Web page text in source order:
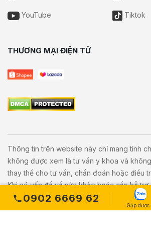
YouTube Tiktok
THƯƠNG MẠI ĐIỆN TỬ
Thông tin trên website này chỉ mang tính
không được xem là tư vấn y khoa và
thay thế cho tư vấn, chẩn đoán hoặc điều
Khi có vấn đề về sức khỏe hoặc cần hỗ
cần liên hệ bác sĩ và cơ sở y tế gần nhất.
0902 6669 62
Gặp dược